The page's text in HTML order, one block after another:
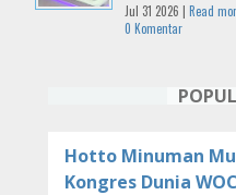
Jul 31 2026 | Read
0 Komentar
Hotto Minuman
Kongres Dunia